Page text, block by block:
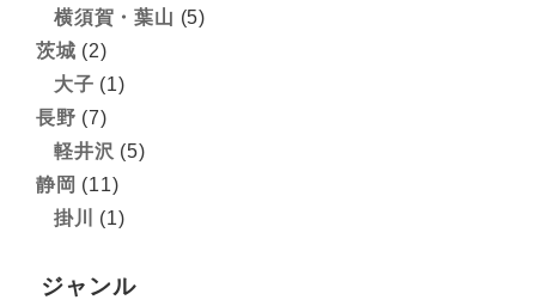
横須賀・葉山 (5)
茨城 (2)
大子 (1)
長野 (7)
軽井沢 (5)
静岡 (11)
掛川
(1)
ジャンル